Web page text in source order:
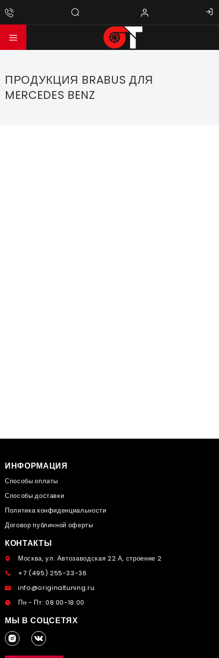
ПРОДУКЦИЯ BRABUS ДЛЯ
MERCEDES BENZ
ИНФОРМАЦИЯ
Способы оплаты
Способы доставки
Политика конфиденциальности
Договор публичной оферты
КОНТАКТЫ
Москва, ул. Автозаводская 22 А, строение 2
+7 (495) 255-33-36
info@originaltuning.ru
Пн - Пт: 08:00-18:00
МЫ В СОЦСЕТЯХ